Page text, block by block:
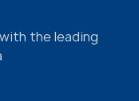
the leading